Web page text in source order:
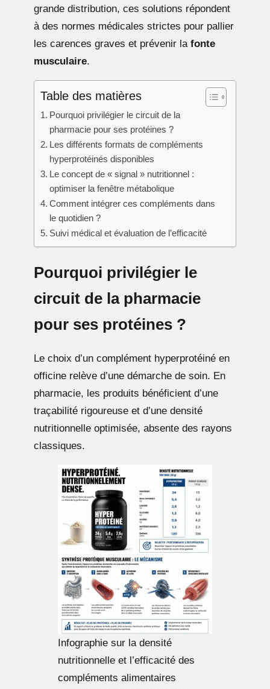
grande distribution, ces solutions répondent
à des normes médicales strictes pour pallier
les carences graves et prévenir la fonte
musculaire.
Table des matières
Pourquoi privilégier le circuit de la
pharmacie pour ses protéines ?
Les différents formats de compléments
hyperprotéinés disponibles
Le concept de « signal » nutritionnel :
optimiser la fenêtre métabolique
Comment intégrer ces compléments dans
le quotidien ?
Suivi médical et évaluation de l’efficacité
Pourquoi privilégier le
circuit de la pharmacie
pour ses protéines ?
Le choix d’un complément hyperprotéiné en
officine relève d’une démarche de soin. En
pharmacie, les produits bénéficient d’une
traçabilité rigoureuse et d’une densité
nutritionnelle optimisée, absente des rayons
classiques.
Infographie sur la densité
nutritionnelle et l’efficacité des
compléments alimentaires